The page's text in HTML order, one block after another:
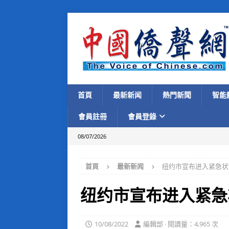
首頁 最新新闻 熱門新聞 智能
會員註冊 會員登錄
08/07/2026
首頁 最新新闻 纽约市宣布进入紧急
纽约市宣布进入紧
10/08/2022 編輯部 · 閱讀量：4,965 次